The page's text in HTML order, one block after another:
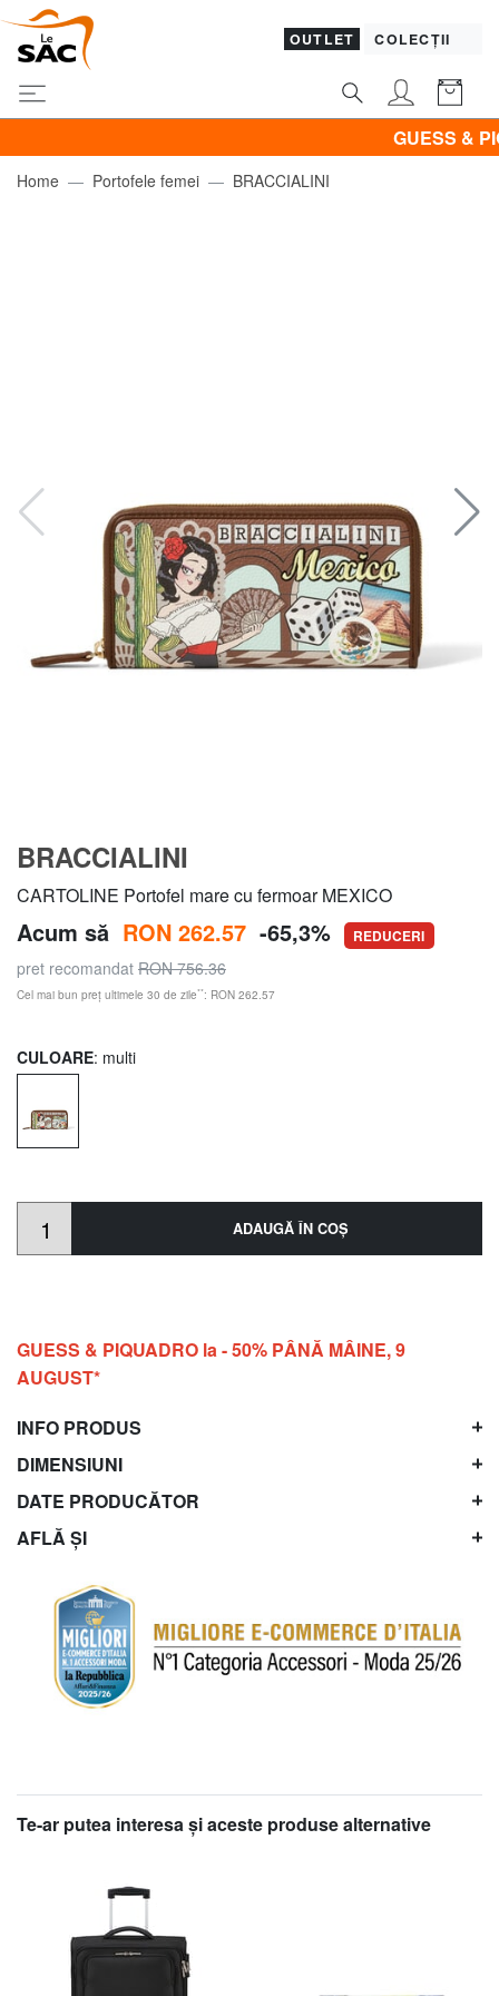
OUTLET COLECȚII
GUESS &
Home Portofele femei BRACCIALINI
BRACCIALINI
CARTOLINE Portofel mare cu fermoar MEXICO
Acum să RON 262.57 -65,3% REDUCERI
pret recomandat RON 756.36
Cel mai bun preț ultimele 30 de zile**: RON 262.57
CULOARE: multi
ADAUGĂ ÎN COŞ
GUESS & PIQUADRO la - 50% PÂNĂ MÂINE, 9
AUGUST*
INFO PRODUS
DIMENSIUNI
DATE PRODUCĂTOR
AFLĂ ȘI
Te-ar putea interesa şi aceste produse alternative